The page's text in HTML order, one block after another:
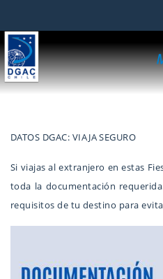
DATOS DGAC: VIAJA SEGURO
Si viajas al extranjero en estas
toda la documentación
requisitos de tu destino para